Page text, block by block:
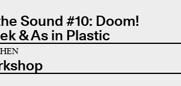
Sound #10: Doom!
& As in Plastic